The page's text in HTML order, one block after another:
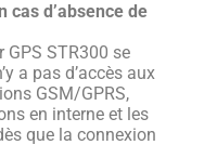
cas d’absence de
GPS STR300 se
a pas d’accès aux
GSM/GPRS,
en interne et les
que la connexion